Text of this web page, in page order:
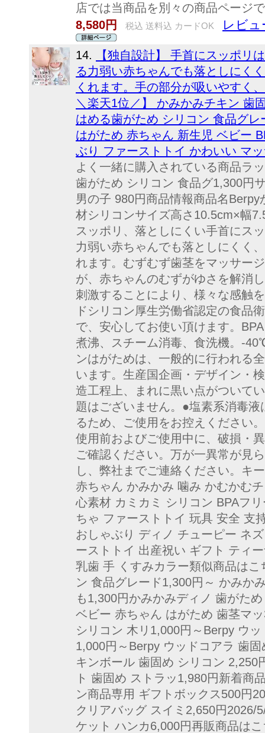
店では当商品を別々の商品ページ
8,580円
税込 送料込 カードOK レビュ
14.
【独自設計】 手首にスッポリ
る力弱い赤ちゃんでも落としにく
くれます。手の部分が吸いやすく
＼楽天1位／】 かみかみチキン 歯
はめる歯がため シリコン 食品グ
はがため 赤ちゃん 新生児 ベビー
ぶり ファーストトイ かわいい マ
よく一緒に購入されている商品ラ
歯がため シリコン 食品グ1,300円
男の子 980円商品情報商品名
材シリコンサイズ高さ10.5cm×幅
スッポリ、落としにくい手首にス
力弱い赤ちゃんでも落としにくく
れます。むずむず歯茎をマッサー
が、赤ちゃんのむずがゆさを解消
刺激することにより、様々な感触
ドシリコン厚生労働省認定の食品
で、安心してお使い頂けます。
煮沸、スチーム消毒、食洗機。-
ンはがためは、一般的に行われる
います。生産国企画・デザイン・
造工程上、まれに黒い点がついて
題はございません。●塩素系消毒
るため、ご使用をお控えください
使用前およびご使用中に、破損・
ご確認ください。万が一異常が見
し、弊社までご連絡ください。キ
赤ちゃん かみかみ 噛み かむかむ
心素材 カミカミ シリコン BPAフ
ちゃ ファーストトイ 玩具 安全 支
おしゃぶり ディノ チューピー ネ
ーストトイ 出産祝い ギフト ティ
乳歯 手 くすみカラー類似商品は
ン 食品グレード1,300円～ かみか
も1,300円かみかみディノ 歯がた
ベビー 赤ちゃん はがため 歯茎マ
シリコン 木リ1,000円～Berpy ウ
1,000円～Berpy ウッドコアラ 歯
キンボール 歯固め シリコン 2,250
ト 歯固め ストラッ1,980円新着商
ン商品専用 ギフトボックス500円
クリアバッグ スイミ2,650円2026/
ケット ハンカ6,000円再販商品は